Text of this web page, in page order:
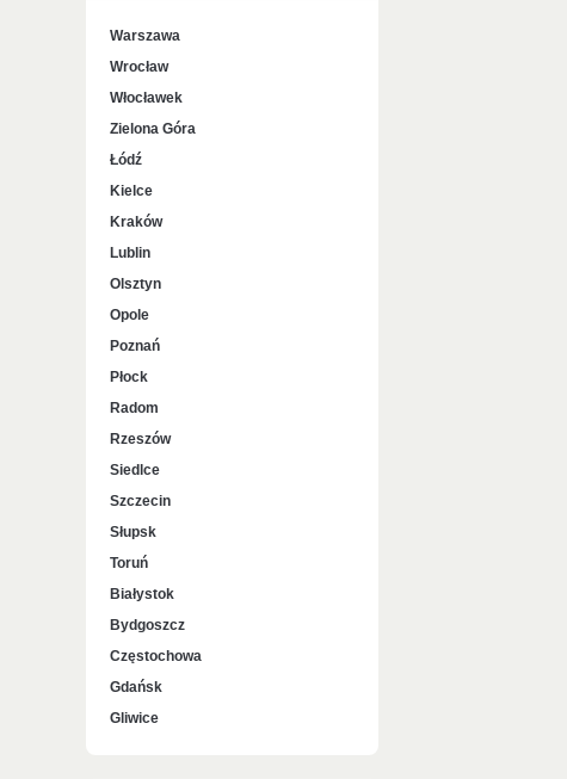
Warszawa
Wrocław
Włocławek
Zielona Góra
Łódź
Kielce
Kraków
Lublin
Olsztyn
Opole
Poznań
Płock
Radom
Rzeszów
Siedlce
Szczecin
Słupsk
Toruń
Białystok
Bydgoszcz
Częstochowa
Gdańsk
Gliwice